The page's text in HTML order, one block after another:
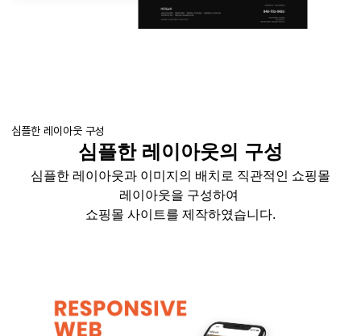
심플한 레이아웃 구성
심플한 레이아웃의 구성
심플한 레이아웃과 이미지의 배치로 직관적인 쇼핑몰
레이아웃을 구성하여
쇼핑몰 사이트를 제작하였습니다.